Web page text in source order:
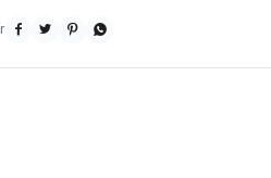
   